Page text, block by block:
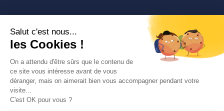
Contactez-nous
04 72 71 54 72
30, rue Pré Gaudry, 69007 Lyon
contact@avancia.fr